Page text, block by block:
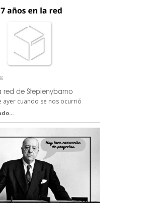
red de Stepienybarno
ayer cuando se nos ocurrió